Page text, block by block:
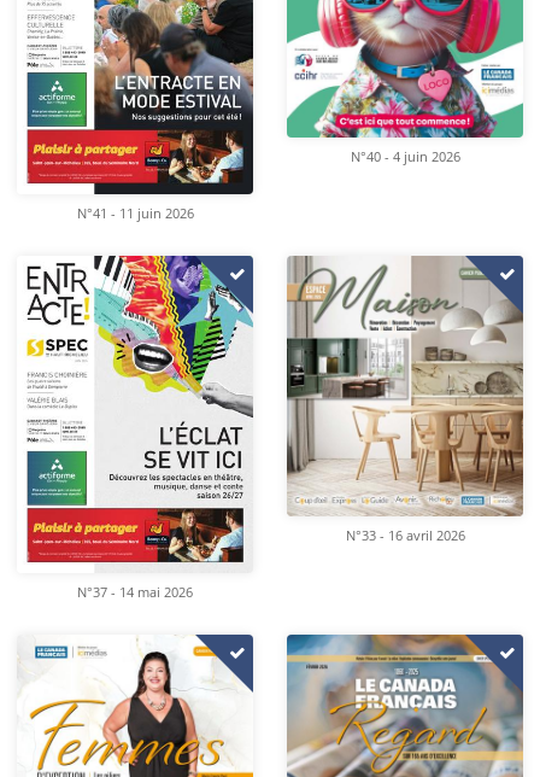
N°41 - 11 juin 2026
N°40 - 4 juin 2026
N°37 - 14 mai 2026
N°33 - 16 avril 2026